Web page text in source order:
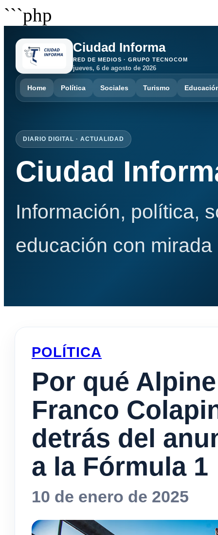
```php
Ciudad Informa
RED DE MEDIOS · GRUPO TECNOCOM
jueves, 6 de agosto de 2026
Home Política Sociales Turismo
DIARIO DIGITAL · ACTUALIDAD
Ciudad
Información, política,
educación con
POLÍTICA
Por qué
Franco
detrás del
a la Fórmula 1
10 de enero de 2025